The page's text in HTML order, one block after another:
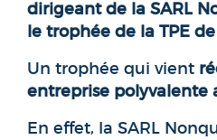
dirigeant de la SARL
le trophée de la TPE
Un trophée qui vient
entreprise polyvalente
En effet, la SARL